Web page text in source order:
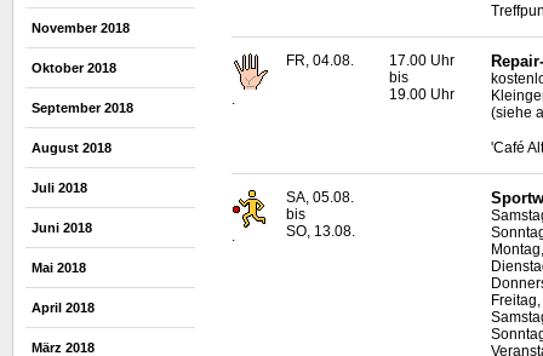
November 2018
Oktober 2018
September 2018
August 2018
Juli 2018
Juni 2018
Mai 2018
April 2018
März 2018
.
FR, 04.08.
17.00 Uhr
bis
19.00 Uhr
(siehe
'Café
.
SA, 05.08.
bis
SO, 13.08.